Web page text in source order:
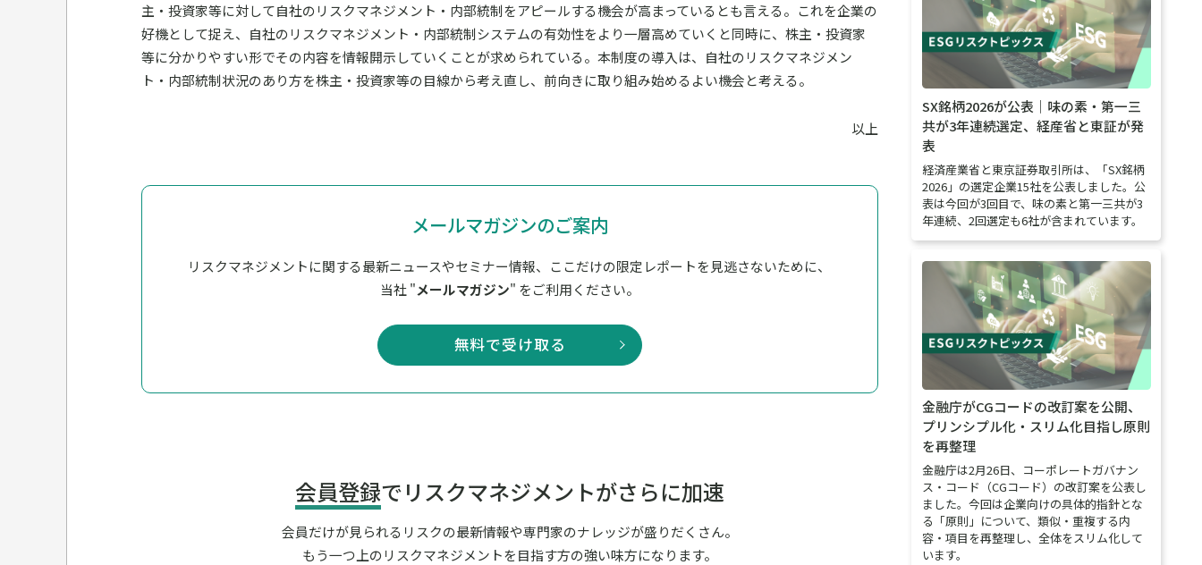
主・投資家等に対して自社のリスクマネジメント・内部統制をアピールする機会が高まっているとも言える。これを企業の
好機として捉え、自社のリスクマネジメント・内部統制システムの有効性をより一層高めていくと同時に、株主・投資家
等に分かりやすい形でその内容を情報開示していくことが求められている。本制度の導入は、自社のリスクマネジメン
ト・内部統制状況のあり方を株主・投資家等の目線から考え直し、前向きに取り組み始めるよい機会と考える。
以上
メールマガジンのご案内
リスクマネジメントに関する最新ニュースやセミナー情報、ここだけの限定レポートを見逃さないために、
当社 "メールマガジン" をご利用ください。
無料で受け取る
会員登録でリスクマネジメントがさらに加速
会員だけが見られるリスクの最新情報や専門家のナレッジが盛りだくさん。
もう一つ上のリスクマネジメントを目指す方の強い味方になります。
SX銘柄2026が公表｜味の素・第一三
共が3年連続選定、経産省と東証が発
表
経済産業省と東京証券取引所は、「SX銘柄
2026」の選定企業15社を公表しました。公
表は今回が3回目で、味の素と第一三共が3
年連続、2回選定も6社が含まれています。
金融庁がCGコードの改訂案を公開、
プリンシプル化・スリム化目指し原則
を再整理
金融庁は2月26日、コーポレートガバナン
ス・コード（CGコード）の改訂案を公表し
ました。今回は企業向けの具体的指針とな
る「原則」について、類似・重複する内
容・項目を再整理し、全体をスリム化して
います。